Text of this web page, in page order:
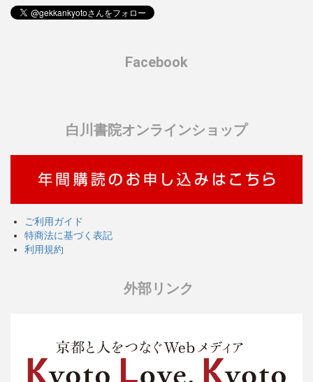
Facebook
白川書院オンラインショップ
ご利用ガイド
特商法に基づく表記
利用規約
外部リンク